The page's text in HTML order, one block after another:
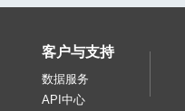
客户与支持
数据服务
API中心